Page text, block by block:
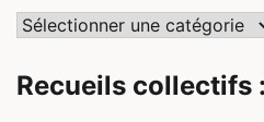
Catégories
Recueils collectifs :